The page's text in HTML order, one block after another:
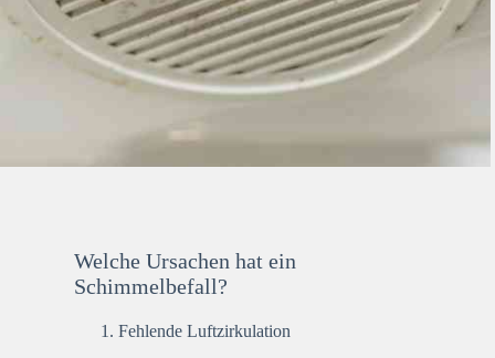
Welche Ursachen hat ein
Schimmelbefall?
Fehlende Luftzirkulation